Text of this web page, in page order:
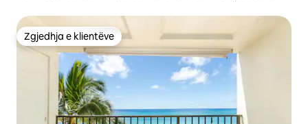
Zgjedhja e klientëve
Zgjedhja e klientëve